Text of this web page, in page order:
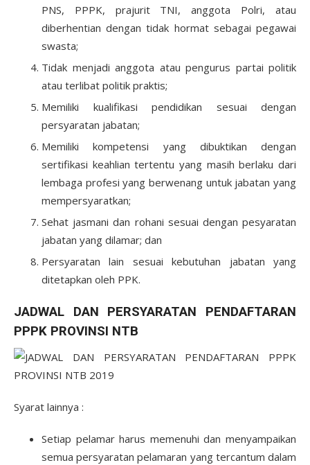
PNS, PPPK, prajurit TNI, anggota Polri, atau
diberhentian dengan tidak hormat sebagai pegawai
swasta;
Tidak menjadi anggota atau pengurus partai politik
atau terlibat politik praktis;
Memiliki kualifikasi pendidikan sesuai dengan
persyaratan jabatan;
Memiliki kompetensi yang dibuktikan dengan
sertifikasi keahlian tertentu yang masih berlaku dari
lembaga profesi yang berwenang untuk jabatan yang
mempersyaratkan;
Sehat jasmani dan rohani sesuai dengan pesyaratan
jabatan yang dilamar; dan
Persyaratan lain sesuai kebutuhan jabatan yang
ditetapkan oleh PPK.
JADWAL DAN PERSYARATAN PENDAFTARAN
PPPK PROVINSI NTB
Syarat lainnya :
Setiap pelamar harus memenuhi dan menyampaikan
semua persyaratan pelamaran yang tercantum dalam